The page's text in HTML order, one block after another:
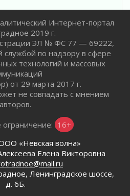
передовую подготовку
«Избушка-
и Водяной
экспозиция к 150-
Интернет-портал
2019 г.
ЭЛ № ФС 77 — 69222,
по надзору в сфере
технологий и массовых
от 29 марта 2017 г.
не совпадать с мнением
авторов.
ограничение: 16+
«Невская волна»
Елена Викторовна
Ленинградское шоссе,
д. 6Б.